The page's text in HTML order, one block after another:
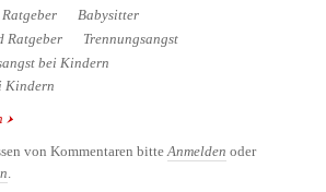
Babysitter
Ratgeber
Trennungsangst
bei Kindern
Kindern
über Trennungsangst bei Kindern - wie soll man
von Kommentaren bitte Anmelden oder